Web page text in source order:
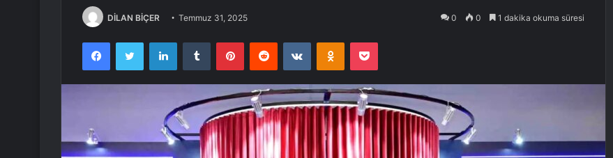
DİLAN BİÇER Temmuz 31, 2025 0 0 1 dakika okuma süresi
FacebookTwitter LinkedInTumblr PinterestReddit VKontakteOdnoklassniki
Pocket